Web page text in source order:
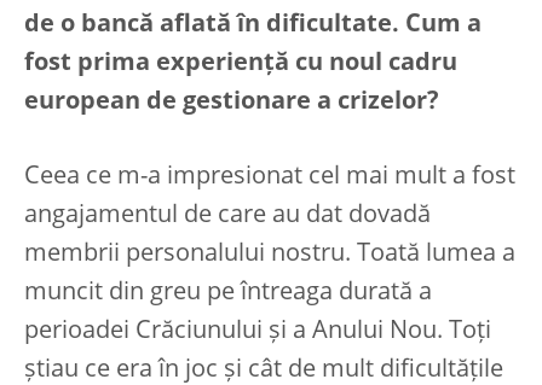
de o bancă aflată în dificultate. Cum a
fost prima experiență cu noul cadru
european de gestionare a crizelor?
Ceea ce m-a impresionat cel mai mult a fost
angajamentul de care au dat dovadă
membrii personalului nostru. Toată lumea a
muncit din greu pe întreaga durată a
perioadei Crăciunului și a Anului Nou. Toți
știau ce era în joc și cât de mult dificultățile